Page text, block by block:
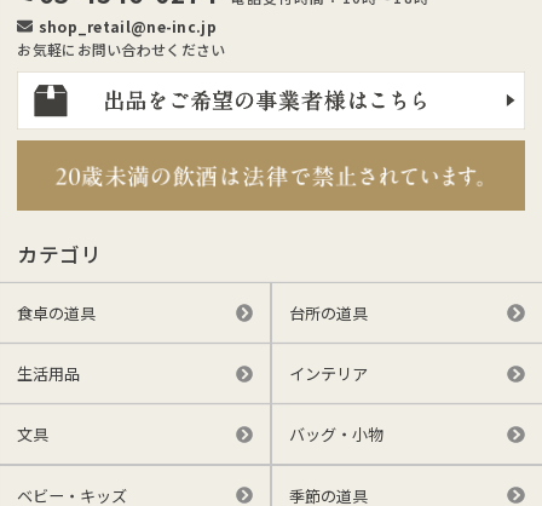
shop_retail@ne-inc.jp
お気軽にお問い合わせください
カテゴリ
食卓の道具 台所の道具
生活用品 インテリア
文具 バッグ・小物
ベビー・キッズ 季節の道具